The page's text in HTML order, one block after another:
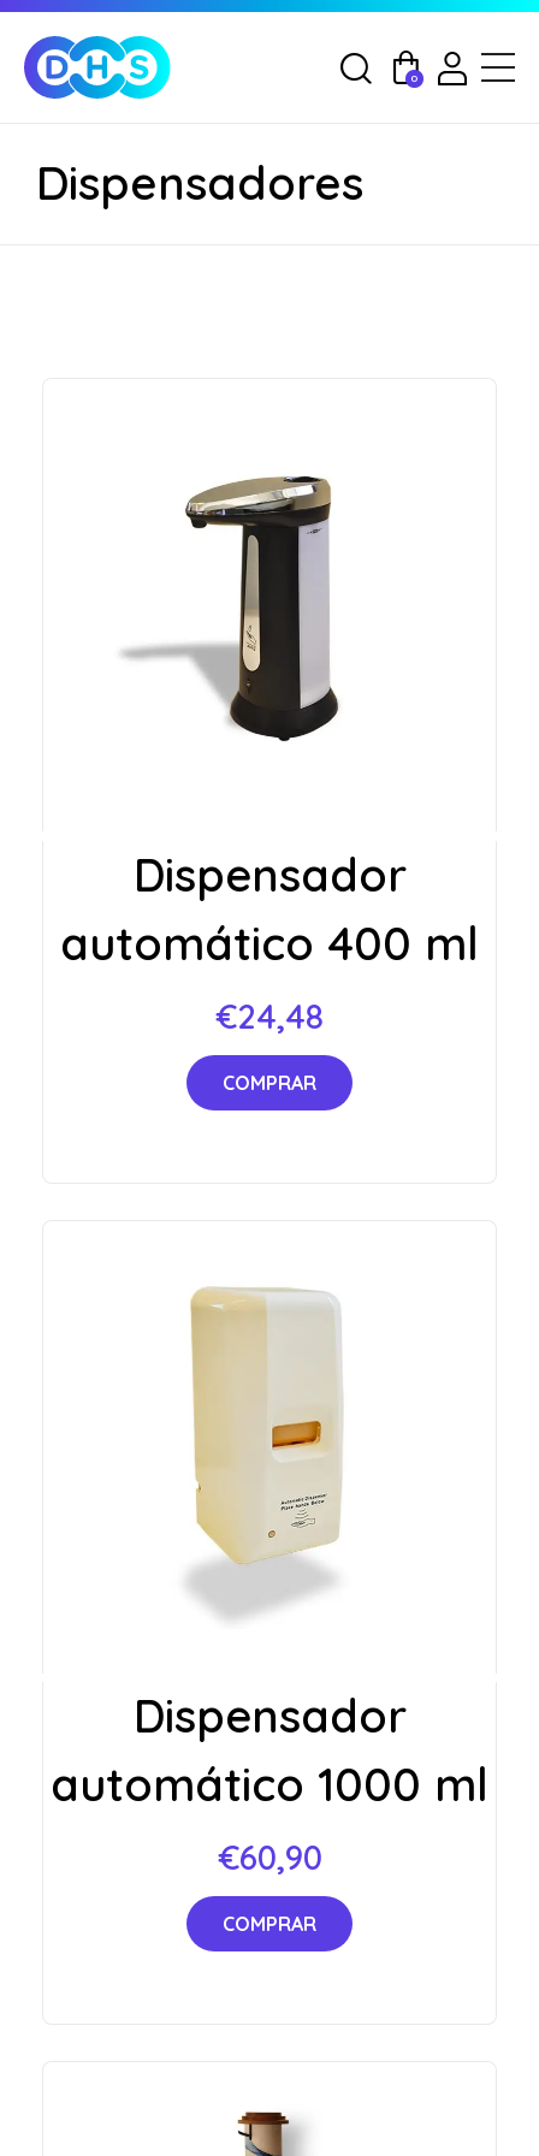
0
Dispensadores
Dispensador
automático 400 ml
€24,48
COMPRAR
Dispensador
automático 1000 ml
€60,90
COMPRAR